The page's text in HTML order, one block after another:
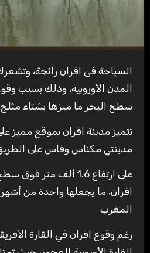
السياحة فى افران رائجة، وتشعرك بأنك في زيارة لأحد
المدن الأوروبية، وذلك بسبب
سطح البحر ما ميزها بشتاء
تتميز مدينة افران بموقع مميز
مدينتي مكناس وفاس على الطريق
على ارتفاع 1.6 ألف متر
افران، ما يجعلها واحدة من
المغرب
رغم وقوع افران في القارة